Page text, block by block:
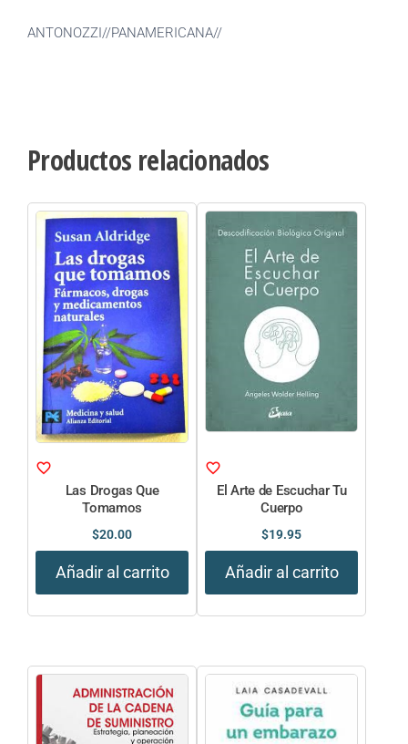
ANTONOZZI//PANAMERICANA//
Productos relacionados
Las Drogas Que
Tomamos
$20.00
Añadir al carrito
El Arte de Escuchar Tu
Cuerpo
$19.95
Añadir al carrito